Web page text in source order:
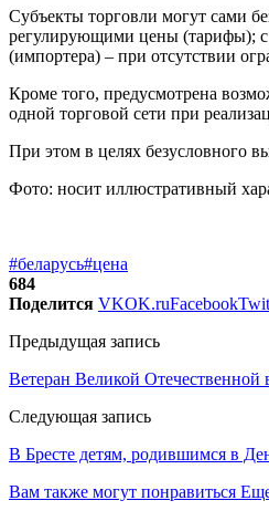
Субъекты торговли могут сами
регулирующими цены (тарифы); с
(импортера) – при отсутствии
Кроме того, предусмотрена
одной торговой сети при
При этом в целях безусловного
Фото: носит иллюстративный
#беларусь#цена
684
Поделится VKOK.ruFacebook
Предыдущая запись
Ветеран Великой Отечественной
Следующая запись
В Бресте детям, родившимся в
Вам также могут понравиться